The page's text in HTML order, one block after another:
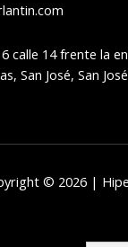
6 calle 14 frente la
San José, San
© 2026 |